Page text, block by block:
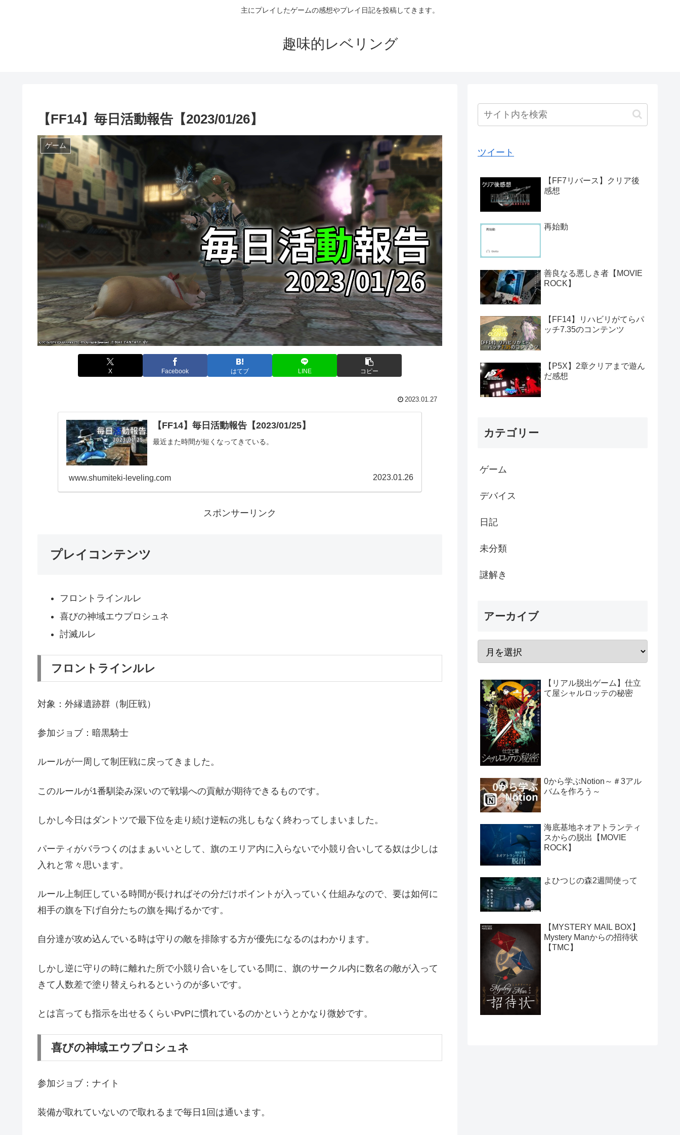
主にプレイしたゲームの感想やプレイ日記を投稿してきます。
趣味的レベリング
【FF14】毎日活動報告【2023/01/26】
ゲーム
X Facebook はてブ LINE コピー
2023.01.27
【FF14】毎日活動報告【2023/01/25】
最近また時間が短くなってきている。
www.shumiteki-leveling.com 2023.01.26
スポンサーリンク
プレイコンテンツ
フロントラインルレ
喜びの神域エウプロシュネ
討滅ルレ
フロントラインルレ
対象：外縁遺跡群（制圧戦）
参加ジョブ：暗黒騎士
ルールが一周して制圧戦に戻ってきました。
このルールが1番馴染み深いので戦場への貢献が期待できるものです。
しかし今日はダントツで最下位を走り続け逆転の兆しもなく終わってしまいました。
パーティがバラつくのはまぁいいとして、旗のエリア内に入らないで小競り合いしてる奴は少しは
入れと常々思います。
ルール上制圧している時間が長ければその分だけポイントが入っていく仕組みなので、要は如何に
相手の旗を下げ自分たちの旗を掲げるかです。
自分達が攻め込んでいる時は守りの敵を排除する方が優先になるのはわかります。
しかし逆に守りの時に離れた所で小競り合いをしている間に、旗のサークル内に数名の敵が入って
きて人数差で塗り替えられるというのが多いです。
とは言っても指示を出せるくらいPvPに慣れているのかというとかなり微妙です。
喜びの神域エウプロシュネ
参加ジョブ：ナイト
装備が取れていないので取れるまで毎日1回は通います。
ツイート
【FF7リバース】クリア後
感想
再始動
善良なる悪しき者【MOVIE
ROCK】
【FF14】リハビリがてらパ
ッチ7.35のコンテンツ
【P5X】2章クリアまで遊ん
だ感想
カテゴリー
ゲーム
デバイス
日記
未分類
謎解き
アーカイブ
【リアル脱出ゲーム】仕立
て屋シャルロッテの秘密
0から学ぶNotion～＃3アル
バムを作ろう～
海底基地ネオアトランティ
スからの脱出【MOVIE
ROCK】
よひつじの森2週間使って
【MYSTERY MAIL BOX】
Mystery Manからの招待状
【TMC】